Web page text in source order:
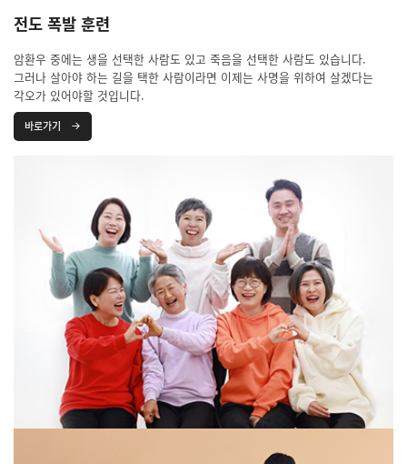
전도 폭발 훈련
암환우 중에는 생을 선택한 사람도 있고 죽음을 선택한 사람도 있습니다.
그러나 살아야 하는 길을 택한 사람이라면 이제는 사명을 위하여 살겠다는
각오가 있어야할 것입니다.
바로가기